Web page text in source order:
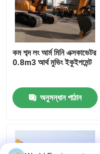
আমাদের সম্বন্ধে
কারখানা পরিদর্শন
মান নিয়ন্ত্রণ
যোগাযোগ করুন
খবর
কম শব্দ লং আর্ম মিনি এক্সকাভেটর
0.8m3 আর্থ মুভিং ইকুইপমেন্ট
অনুসন্ধান পাঠান